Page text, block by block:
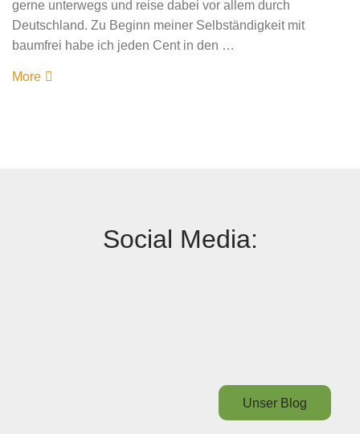
gerne unterwegs und reise dabei vor allem durch
Deutschland. Zu Beginn meiner Selbständigkeit mit
baumfrei habe ich jeden Cent in den …
More
Social Media:
Unser Blog